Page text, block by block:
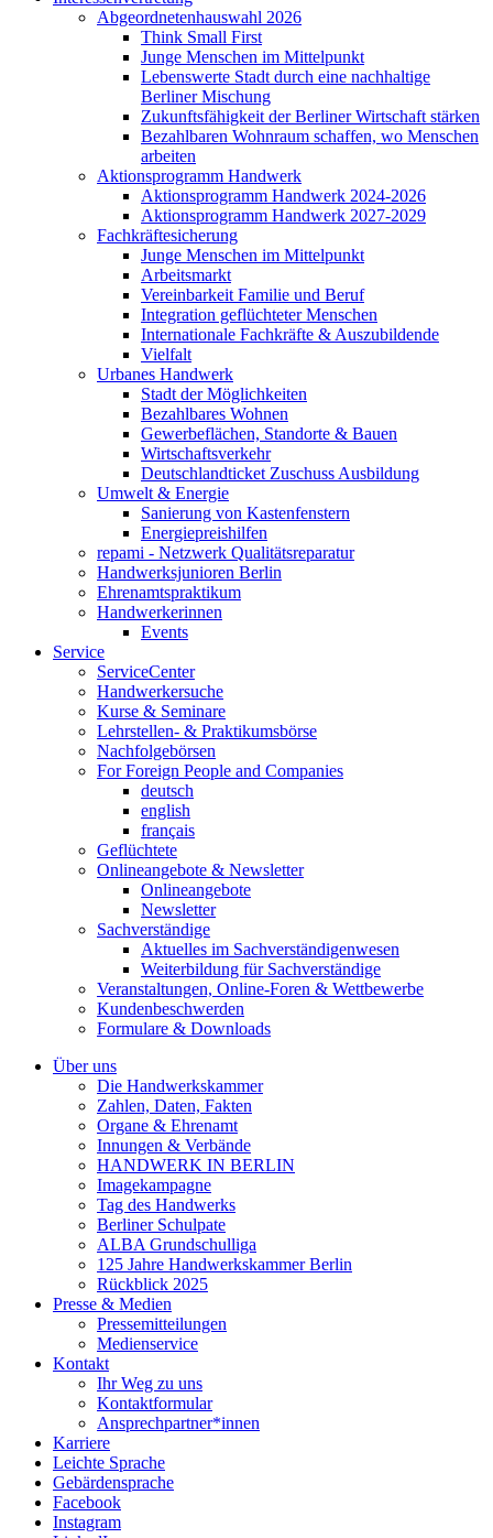
Abgeordnetenhauswahl 2026
Think Small First
Junge Menschen im Mittelpunkt
Lebenswerte Stadt durch eine nachhaltige
Berliner Mischung
Zukunftsfähigkeit der Berliner Wirtschaft stärken
Bezahlbaren Wohnraum schaffen, wo Menschen
arbeiten
Aktionsprogramm Handwerk
Aktionsprogramm Handwerk 2024-2026
Aktionsprogramm Handwerk 2027-2029
Fachkräftesicherung
Junge Menschen im Mittelpunkt
Arbeitsmarkt
Vereinbarkeit Familie und Beruf
Integration geflüchteter Menschen
Internationale Fachkräfte & Auszubildende
Vielfalt
Urbanes Handwerk
Stadt der Möglichkeiten
Bezahlbares Wohnen
Gewerbeflächen, Standorte & Bauen
Wirtschaftsverkehr
Deutschlandticket Zuschuss Ausbildung
Umwelt & Energie
Sanierung von Kastenfenstern
Energiepreishilfen
repami - Netzwerk Qualitätsreparatur
Handwerksjunioren Berlin
Ehrenamtspraktikum
Handwerkerinnen
Events
Service
ServiceCenter
Handwerkersuche
Kurse & Seminare
Lehrstellen- & Praktikumsbörse
Nachfolgebörsen
For Foreign People and Companies
deutsch
english
français
Geflüchtete
Onlineangebote & Newsletter
Onlineangebote
Newsletter
Sachverständige
Aktuelles im Sachverständigenwesen
Weiterbildung für Sachverständige
Veranstaltungen, Online-Foren & Wettbewerbe
Kundenbeschwerden
Formulare & Downloads
Über uns
Die Handwerkskammer
Zahlen, Daten, Fakten
Organe & Ehrenamt
Innungen & Verbände
HANDWERK IN BERLIN
Imagekampagne
Tag des Handwerks
Berliner Schulpate
ALBA Grundschulliga
125 Jahre Handwerkskammer Berlin
Rückblick 2025
Presse & Medien
Pressemitteilungen
Medienservice
Kontakt
Ihr Weg zu uns
Kontaktformular
Ansprechpartner*innen
Karriere
Leichte Sprache
Gebärdensprache
Facebook
Instagram